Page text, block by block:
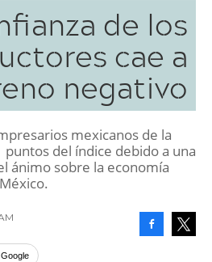
de los
cae a
negativo
mexicanos de la
del índice debido a una
ánimo sobre la economía